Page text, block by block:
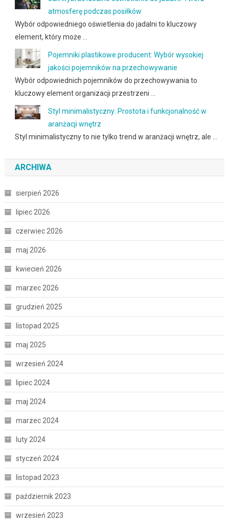
atmosferę podczas posiłków
Wybór odpowiedniego oświetlenia do jadalni to kluczowy
element, który może …
Pojemniki plastikowe producent: Wybór wysokiej
jakości pojemników na przechowywanie
Wybór odpowiednich pojemników do przechowywania to
kluczowy element organizacji przestrzeni …
Styl minimalistyczny: Prostota i funkcjonalność w
aranżacji wnętrz
Styl minimalistyczny to nie tylko trend w aranżacji wnętrz, ale …
ARCHIWA
sierpień 2026
lipiec 2026
czerwiec 2026
maj 2026
kwiecień 2026
marzec 2026
grudzień 2025
listopad 2025
maj 2025
wrzesień 2024
lipiec 2024
maj 2024
marzec 2024
luty 2024
styczeń 2024
listopad 2023
październik 2023
wrzesień 2023